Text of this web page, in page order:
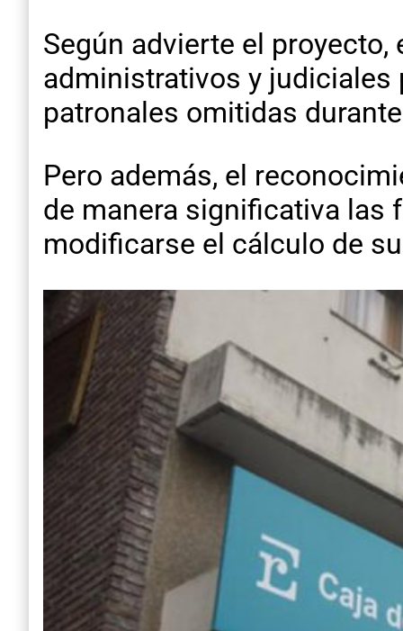
Según advierte el
administrativos y
patronales omitidas
Pero además, el
de manera significativa las
modificarse el cálculo de